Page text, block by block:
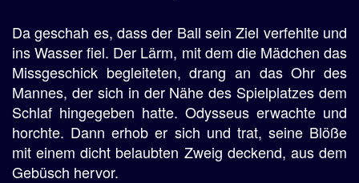
Da geschah es, dass der Ball sein Ziel verfehlte und
ins Wasser fiel. Der Lärm, mit dem die Mädchen das
Missgeschick begleiteten, drang an das Ohr des
Mannes, der sich in der Nähe des Spielplatzes dem
Schlaf hingegeben hatte. Odysseus erwachte und
horchte. Dann erhob er sich und trat, seine Blöße
mit einem dicht belaubten Zweig deckend, aus dem
Gebüsch hervor.